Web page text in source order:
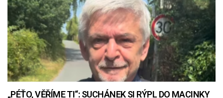
„PÉŤO, VĚŘÍME TI“: SUCHÁNEK SI RÝPL DO MACINKY